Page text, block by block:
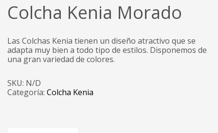
Colcha Kenia Morado
Las Colchas Kenia tienen un diseño atractivo que se
adapta muy bien a todo tipo de estilos. Disponemos de
una gran variedad de colores.
SKU: N/D
Categoría: Colcha Kenia